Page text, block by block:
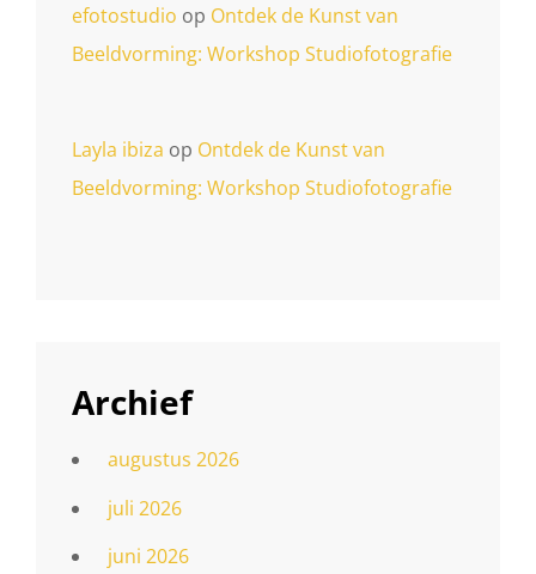
efotostudio op Ontdek de Kunst van
Beeldvorming: Workshop Studiofotografie
Layla ibiza op Ontdek de Kunst van
Beeldvorming: Workshop Studiofotografie
Archief
augustus 2026
juli 2026
juni 2026